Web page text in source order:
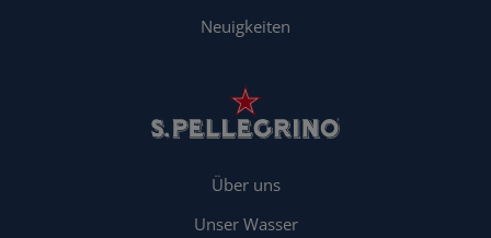
Neuigkeiten
Über uns
Unser Wasser